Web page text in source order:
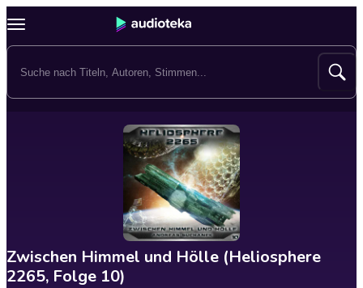
Zwischen Himmel und Hölle (Heliosphere
2265, Folge 10)